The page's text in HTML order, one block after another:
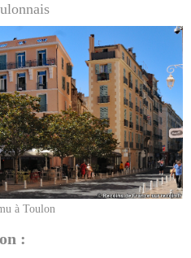
à Toulon
: